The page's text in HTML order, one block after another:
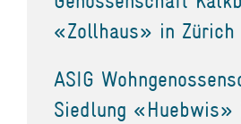
«Zollhaus» in Zürich
ASIG
Siedlung «Huebwis»